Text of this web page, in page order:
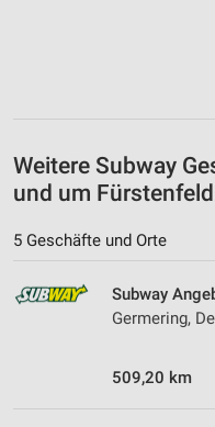
Weitere Subway
und um
5 Geschäfte und Orte
Subway
Germering,
509,20 km